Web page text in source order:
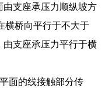
由支座承压力顺纵坡方
横桥向平行于不大于
由支座承压力平行于横
面的线接触部分传